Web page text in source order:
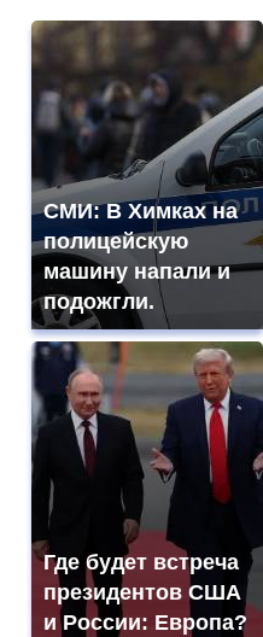
СМИ: В Химках на
полицейскую
машину напали и
подожгли.
Где будет встреча
президентов США
и России: Европа?